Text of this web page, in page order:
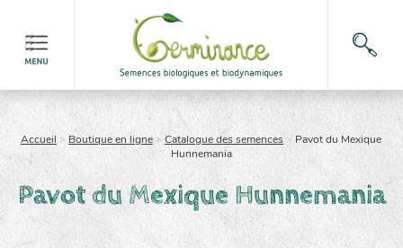
Accueil > Boutique en ligne >Catalogue des semences > Pavot du Mexique
Hunnemania
Pavot du Mexique Hunnemania